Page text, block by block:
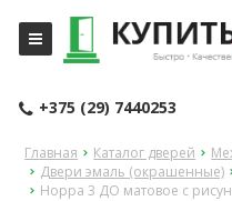
+375 (29) 7440253
Главная Каталог дверей
Двери эмаль (окрашенные)
Норра 3 ДО матовое с